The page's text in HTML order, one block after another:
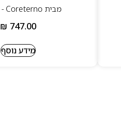
מבית Coreterno - קורטרנו
₪ 747.00
מידע נוסף